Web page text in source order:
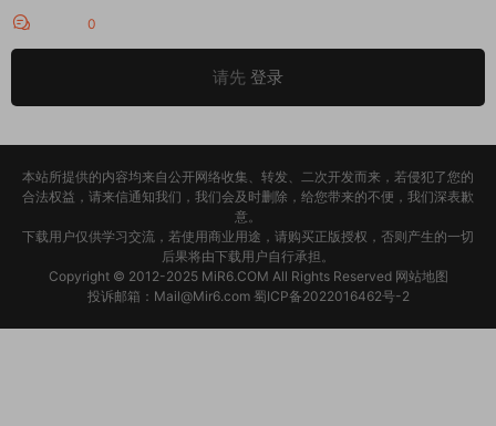
0
请先 登录
本站所提供的内容均来自公开网络收集、转发、二次开发而来，若侵犯了您的
合法权益，请来信通知我们，我们会及时删除，给您带来的不便，我们深表歉
意。
下载用户仅供学习交流，若使用商业用途，请购买正版授权，否则产生的一切
后果将由下载用户自行承担。
Copyright © 2012-2025 MiR6.COM All Rights Reserved 网站地图
投诉邮箱： Mail@Mir6.com 蜀ICP备2022016462号-2